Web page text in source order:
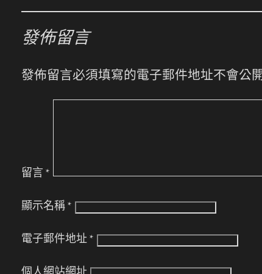
發佈留言
發佈留言必須填寫的電子郵件地址不會公
留言 *
顯示名稱 *
電子郵件地址 *